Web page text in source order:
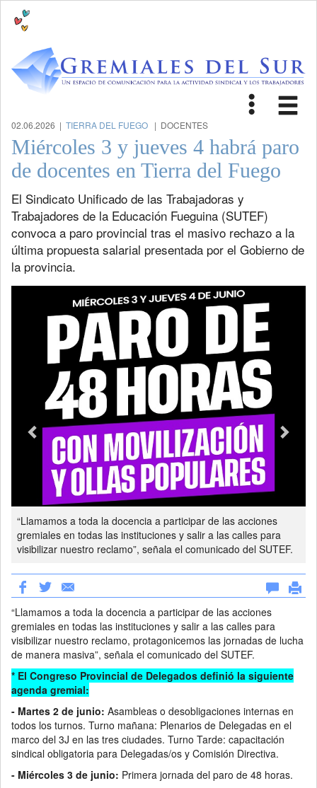
Toggle
02.06.2026 | TIERRA DEL FUEGO | DOCENTES
Miércoles 3 y jueves 4 habrá paro
de docentes en Tierra del Fuego
El Sindicato Unificado de las Trabajadoras y
Trabajadores de la Educación Fueguina (SUTEF)
convoca a paro provincial tras el masivo rechazo a la
última propuesta salarial presentada por el Gobierno de
la provincia.
“Llamamos a toda la docencia a participar de las acciones
gremiales en todas las instituciones y salir a las calles para
visibilizar nuestro reclamo”, señala el comunicado del SUTEF.
Previous
“Llamamos a toda la docencia a participar de las acciones
gremiales en todas las instituciones y salir a las calles para
visibilizar nuestro reclamo, protagonicemos las jornadas de lucha
de manera masiva”, señala el comunicado del SUTEF.
* El Congreso Provincial de Delegados definió la siguiente
agenda gremial:
- Martes 2 de junio: Asambleas o desobligaciones internas en
todos los turnos. Turno mañana: Plenarios de Delegadas en el
marco del 3J en las tres ciudades. Turno Tarde: capacitación
sindical obligatoria para Delegadas/os y Comisión Directiva.
- Miércoles 3 de junio: Primera jornada del paro de 48 horas.